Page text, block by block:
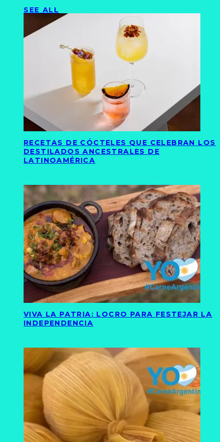
SEE ALL
RECETAS DE CÓCTELES QUE CELEBRAN LOS
DESTILADOS ANCESTRALES DE
LATINOAMÉRICA
VIVA LA PATRIA: LOCRO PARA FESTEJAR LA
INDEPENDENCIA